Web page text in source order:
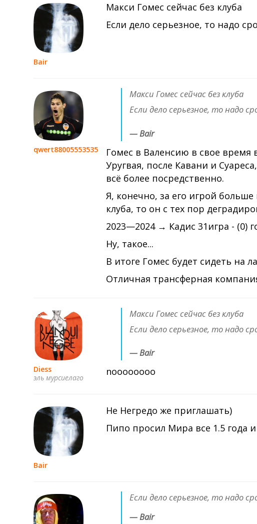
Bair
Макси Гомес сейчас без клуба
Если дело серьезное, то надо
qwert88005553535
— Bair
Макси Гомес сейчас без клуба
Если дело серьезное, то надо
Гомес в Валенсию в свое время
Уругвая, после Кавани и
всё более посредственно.
Я, конечно, за его игрой
клуба, то он с тех пор
2023—2024 → Кадис 31игра - (0)
Ну, такое...
В итоге Гомес будет сидеть на
Отличная трансферная
Diess
эль мурсиелаго
— Bair
Макси Гомес сейчас без клуба
Если дело серьезное, то надо
noooooooo
Bair
Не Негредо же приглашать)
Пипо просил Мира все 1.5 года и
— Bair
Если дело серьезное, то надо